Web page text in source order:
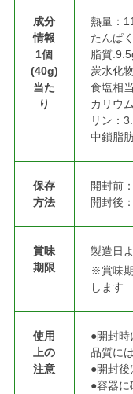
成分
情報
1個
(40g)
当た
り
熱量：
たんぱ
脂質
炭水化
食塩相
カリウ
リン：
中鎖脂
保存
方法
開封前
開封後
賞味
期限
製造日
※賞味
します
使用
上の
注意
●開封時
品質に
●開封後
●容器に